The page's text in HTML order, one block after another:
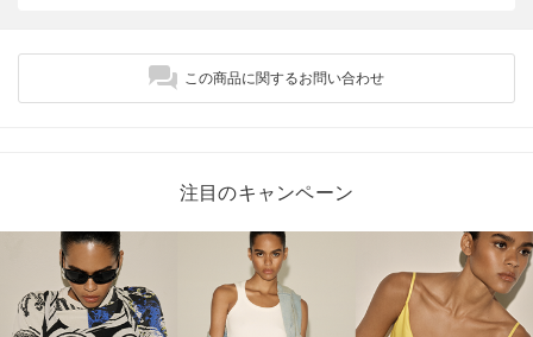
この商品に関するお問い合わせ
注目のキャンペーン